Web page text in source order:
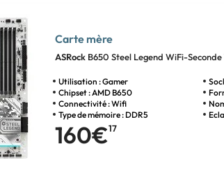
Carte mère
ASRock B650 Steel Legend WiFi-
Utilisation : Gamer
Chipset : AMD B650
Connectivité : Wifi
Type de mémoire : DDR5
160€17